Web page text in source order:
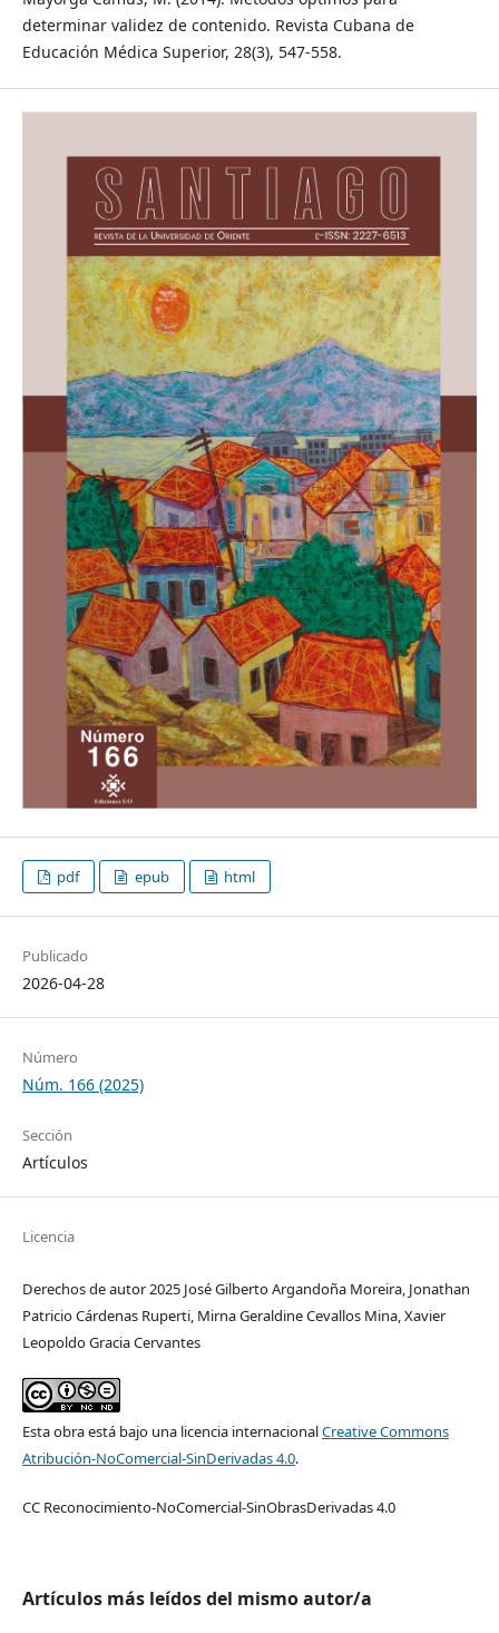
determinar validez de contenido. Revista Cubana de
Educación Médica Superior, 28(3), 547-558.
pdf epub html
Publicado
2026-04-28
Número
Núm. 166 (2025)
Sección
Artículos
Licencia
Derechos de autor 2025 José Gilberto Argandoña Moreira, Jonathan
Patricio Cárdenas Ruperti, Mirna Geraldine Cevallos Mina, Xavier
Leopoldo Gracia Cervantes
Esta obra está bajo una licencia internacionalCreative Commons
Atribución-NoComercial-SinDerivadas 4.0.
CC Reconocimiento-NoComercial-SinObrasDerivadas 4.0
Artículos más leídos del mismo autor/a